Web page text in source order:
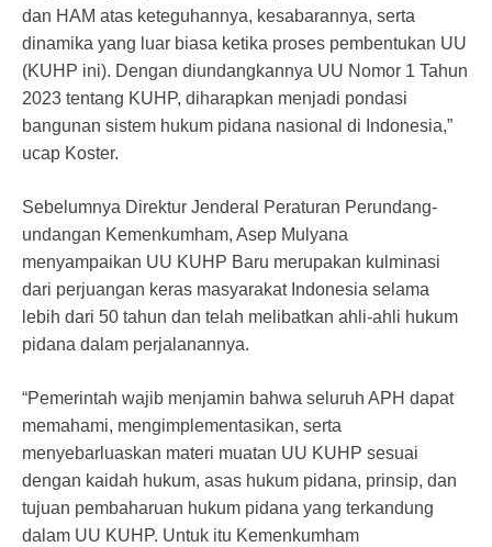
dan HAM atas keteguhannya, kesabarannya, serta
dinamika yang luar biasa ketika proses pembentukan UU
(KUHP ini). Dengan diundangkannya UU Nomor 1 Tahun
2023 tentang KUHP, diharapkan menjadi pondasi
bangunan sistem hukum pidana nasional di Indonesia,”
ucap Koster.
Sebelumnya Direktur Jenderal Peraturan Perundang-
undangan Kemenkumham, Asep Mulyana
menyampaikan UU KUHP Baru merupakan kulminasi
dari perjuangan keras masyarakat Indonesia selama
lebih dari 50 tahun dan telah melibatkan ahli-ahli hukum
pidana dalam perjalanannya.
“Pemerintah wajib menjamin bahwa seluruh APH dapat
memahami, mengimplementasikan, serta
menyebarluaskan materi muatan UU KUHP sesuai
dengan kaidah hukum, asas hukum pidana, prinsip, dan
tujuan pembaharuan hukum pidana yang terkandung
dalam UU KUHP. Untuk itu Kemenkumham